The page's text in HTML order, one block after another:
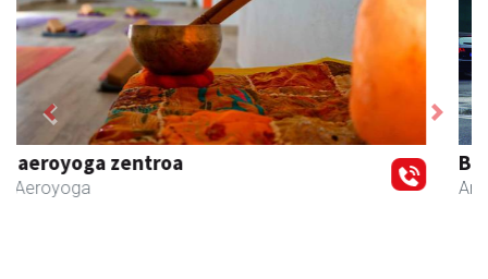
Bengoetxea autoeskola
Andoain - Autoeskolak
Previous Next